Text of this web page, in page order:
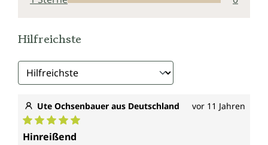
Hilfreichste
Ute Ochsenbauer aus Deutschland vor 11 Jahren
Durchschnittliche Bewertung von 5 von 5 Sternen
Hinreißend